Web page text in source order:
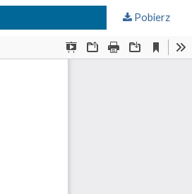
Pobierz